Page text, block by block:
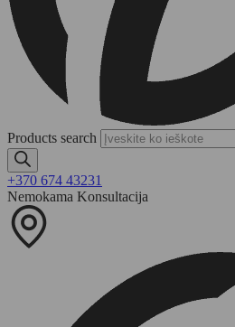
Products search
+370 674 43231
Nemokama Konsultacija